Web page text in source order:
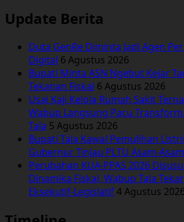
Update Berita
Duta GenRe Diminta Jadi Agen
Digital 6 Agustus 2026
Bupati Minta ASN Ngebut Kejar
Tekanan Fiskal 6 Agustus 2026
Usai Kaji Kelola Rumah Sakit
Wabup Langsung Pacu
Tala 5 Agustus 2026
Bupati Tala Kawal Pemulihan
Gubernur Tinjau PLTU Asam-Asam
Perubahan KUA-PPAS 2026
Dinamika Fiskal, Wabup Tala
Eksekutif-Legislatif4 Agustus 2026